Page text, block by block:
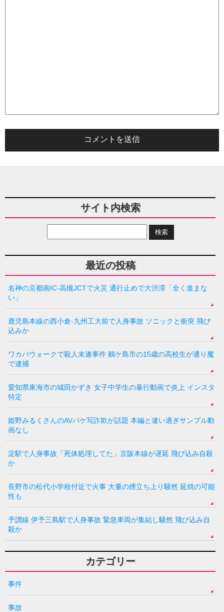
サイト内検索
最近の投稿
名神の京都南IC-高槻JCTで火災 通行止めで大渋滞「全く進まな
い」
鹿児島本線の西小倉-九州工大前で人身事故 ソニックと衝突 飛び
込みか
ワカバウォークで殺人未遂事件 鶴ケ島市の15歳の高校生が通り魔
で逮捕
愛知県東海市の城田かずき 女子中学生の暴行動画で炎上 インスタ
特定
姫野みるくさんのAVパケ写詐欺が話題 本編と違い過ぎサンプル動
画なし
淀駅で人身事故「死体処理してた」京阪本線が遅延 飛び込み自殺
か
長野市の松代小学校付近で火事 大量の煙立ち上り騒然 延焼の可能
性も
予讃線 伊予三島駅で人身事故 緊急車両が集結し騒然 飛び込み自
殺か
カテゴリー
事件
事故